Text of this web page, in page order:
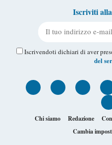
Iscriviti
Iscrivendoti dichiari di aver
del
Chi siamo Redazione
Cambia